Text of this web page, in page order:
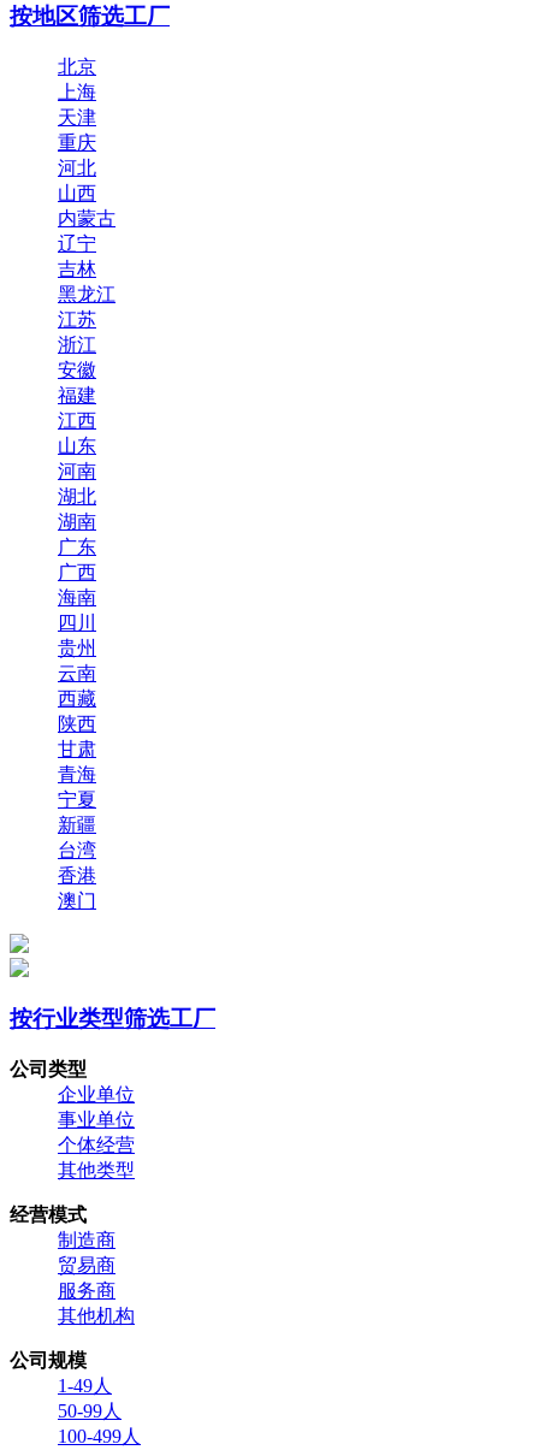
按地区筛选工厂
北京
上海
天津
重庆
河北
山西
内蒙古
辽宁
吉林
黑龙江
江苏
浙江
安徽
福建
江西
山东
河南
湖北
湖南
广东
广西
海南
四川
贵州
云南
西藏
陕西
甘肃
青海
宁夏
新疆
台湾
香港
澳门
按行业类型筛选工厂
公司类型
企业单位
事业单位
个体经营
其他类型
经营模式
制造商
贸易商
服务商
其他机构
公司规模
1-49人
50-99人
100-499人